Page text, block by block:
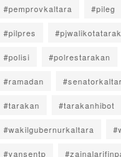
#pemprovkaltara #pileg
#pilpres
#polisi #polrestarakan
#ramadan
#tarakan #tarakanhibot
#wakilgubernurkaltara
#yansentp